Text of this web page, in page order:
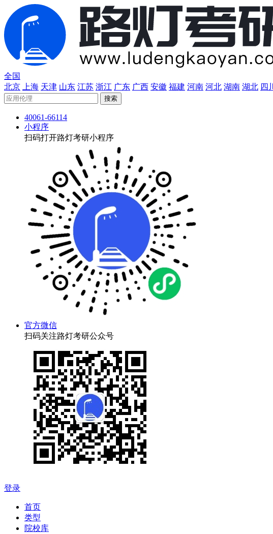
全国
北京
上海 天津 山东 江苏 浙江 广东 广西 安徽 福建 河南 河北 湖南 湖北 四川
40061-66114
小程序
扫码打开路灯考研小程序
官方微信
扫码关注路灯考研公众号
登录
首页
类型
院校库